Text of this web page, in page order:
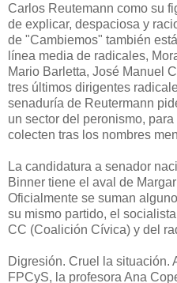
Carlos Reutemann como su
de explicar, despaciosa y
de "Cambiemos" también
línea media de radicales,
Mario Barletta, José Manuel
tres últimos dirigentes
senaduría de Reutermann
un sector del peronismo,
colecten tras los nombres
La candidatura a senador
Binner tiene el aval de
Oficialmente se suman
su mismo partido, el
CC (Coalición Cívica) y del
Digresión. Cruel la situación.
FPCyS, la profesora Ana